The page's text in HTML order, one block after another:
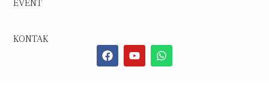
EVENT
KONTAK